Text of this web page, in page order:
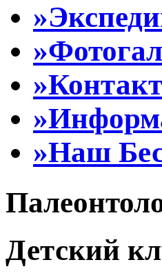
»Наш
Детский